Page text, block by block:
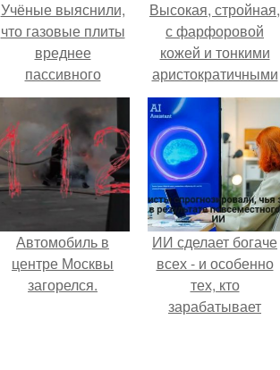
Учёные выяснили,
что газовые плиты
вреднее
пассивного
курения.
Высокая, стройная,
с фарфоровой
кожей и тонкими
аристократичными
чертами, эль
выглядит так, будто
сошла с полотна
художника.
Автомобиль в
центре Москвы
загорелся.
ИИ сделает богаче
всех - и особенно
тех, кто
зарабатывает